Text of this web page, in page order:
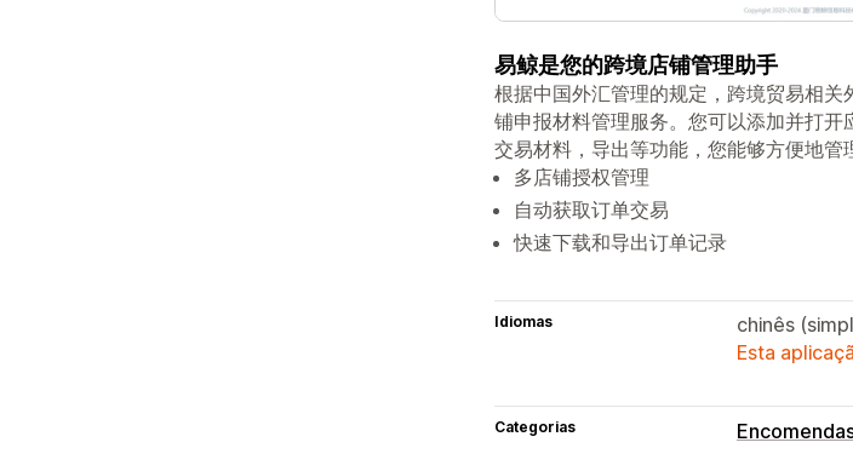
易鲸是您的跨境店铺管理助手
根据中国外汇管理的规定，跨境贸易相
铺申报材料管理服务。您可以添加并打
交易材料，导出等功能，您能够方便地管
多店铺授权管理
自动获取订单交易
快速下载和导出订单记录
Idiomas
chinês
Esta
Categorias